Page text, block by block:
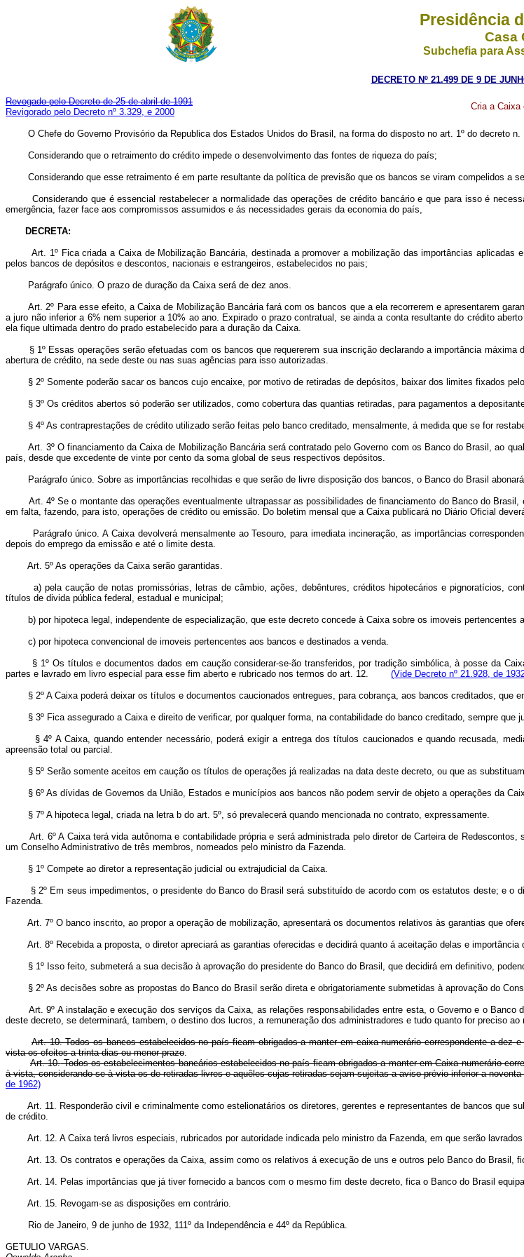
Presidência
Casa
Subchefia para
DECRETO Nº 21.499 DE 9 DE
Revogado pelo Decreto de 25 de abril de 1991
Revigorado pelo Decreto nº 3.329, e 2000
Cria a Caixa
O Chefe do Governo Provisório da Republica dos Estados Unidos do Brasil, na forma do disposto no art. 1º do decreto n.
Considerando que o retraimento do crédito impede o desenvolvimento das fontes de riqueza do país;
Considerando que esse retraimento é em parte resultante da política de previsão que os bancos se viram compelidos a
Considerando que é essencial restabelecer a normalidade das operações de crédito bancário e que para isso é
emergência, fazer face aos compromissos assumidos e ás necessidades gerais da economia do país,
DECRETA:
Art. 1º Fica criada a Caixa de Mobilização Bancária, destinada a promover a mobilização das importâncias
pelos bancos de depósitos e descontos, nacionais e estrangeiros, estabelecidos no pais;
Parágrafo único. O prazo de duração da Caixa será de dez anos.
Art. 2º Para esse efeito, a Caixa de Mobilização Bancária fará com os bancos que a ela recorrerem e apresentarem
a juro não inferior a 6% nem superior a 10% ao ano. Expirado o prazo contratual, se ainda a conta resultante do crédito
ela fique ultimada dentro do prado estabelecido para a duração da Caixa.
§ 1º Essas operações serão efetuadas com os bancos que requererem sua inscrição declarando a importância máxima
abertura de crédito, na sede deste ou nas suas agências para isso autorizadas.
§ 2º Somente poderão sacar os bancos cujo encaixe, por motivo de retiradas de depósitos, baixar dos limites fixados
§ 3º Os créditos abertos só poderão ser utilizados, como cobertura das quantias retiradas, para pagamentos a
§ 4º As contraprestações de crédito utilizado serão feitas pelo banco creditado, mensalmente, á medida que se for
Art. 3º O financiamento da Caixa de Mobilização Bancária será contratado pelo Governo com os Banco do Brasil, ao
país, desde que excedente de vinte por cento da soma global de seus respectivos depósitos.
Parágrafo único. Sobre as importâncias recolhidas e que serão de livre disposição dos bancos, o Banco do Brasil
Art. 4º Se o montante das operações eventualmente ultrapassar as possibilidades de financiamento do Banco do
em falta, fazendo, para isto, operações de crédito ou emissão. Do boletim mensal que a Caixa publicará no Diário Oficial
Parágrafo único. A Caixa devolverá mensalmente ao Tesouro, para imediata incineração, as importâncias
depois do emprego da emissão e até o limite desta.
Art. 5º As operações da Caixa serão garantidas.
a) pela caução de notas promissórias, letras de câmbio, ações, debêntures, créditos hipotecários e pignoratícios,
títulos de divida pública federal, estadual e municipal;
b) por hipoteca legal, independente de especialização, que este decreto concede à Caixa sobre os imoveis pertencentes
c) por hipoteca convencional de imoveis pertencentes aos bancos e destinados a venda.
§ 1º Os títulos e documentos dados em caução considerar-se-ão transferidos, por tradição simbólica, à posse da
partes e lavrado em livro especial para esse fim aberto e rubricado nos termos do art. 12. (Vide Decreto nº 21.928, de
§ 2º A Caixa poderá deixar os títulos e documentos caucionados entregues, para cobrança, aos bancos creditados, que
§ 3º Fica assegurado a Caixa e direito de verificar, por qualquer forma, na contabilidade do banco creditado, sempre que
§ 4º A Caixa, quando entender necessário, poderá exigir a entrega dos títulos caucionados e quando recusada,
apreensão total ou parcial.
§ 5º Serão somente aceitos em caução os títulos de operações já realizadas na data deste decreto, ou que as
§ 6º As dívidas de Governos da União, Estados e municípios aos bancos não podem servir de objeto a operações da
§ 7º A hipoteca legal, criada na letra b do art. 5º, só prevalecerá quando mencionada no contrato, expressamente.
Art. 6º A Caixa terá vida autônoma e contabilidade própria e será administrada pelo diretor de Carteira de
um Conselho Administrativo de três membros, nomeados pelo ministro da Fazenda.
§ 1º Compete ao diretor a representação judicial ou extrajudicial da Caixa.
§ 2º Em seus impedimentos, o presidente do Banco do Brasil será substituído de acordo com os estatutos deste; e o
Fazenda.
Art. 7º O banco inscrito, ao propor a operação de mobilização, apresentará os documentos relativos às garantias que
Art. 8º Recebida a proposta, o diretor apreciará as garantias oferecidas e decidirá quanto á aceitação delas e importância
§ 1º Isso feito, submeterá a sua decisão à aprovação do presidente do Banco do Brasil, que decidirá em definitivo,
§ 2º As decisões sobre as propostas do Banco do Brasil serão direta e obrigatoriamente submetidas à aprovação do
Art. 9º A instalação e execução dos serviços da Caixa, as relações responsabilidades entre esta, o Governo e o
deste decreto, se determinará, tambem, o destino dos lucros, a remuneração dos administradores e tudo quanto for preciso ao
Art. 10. Todos os bancos estabelecidos no país ficam obrigados a manter em caixa numerário correspondente a
vista os efeitos a trinta dias ou menor prazo.
Art. 10.Todos os estabelecimentos bancários estabelecidos no país ficam obrigados a manter em Caixa numerário
à vista, considerando-se à vista os de retiradas livres e aquêles cujas retiradas sejam sujeitas a aviso prévio inferior a
de 1962)
Art. 11. Responderão civil e criminalmente como estelionatários os diretores, gerentes e representantes de bancos que
de crédito.
Art. 12. A Caixa terá livros especiais, rubricados por autoridade indicada pelo ministro da Fazenda, em que serão
Art. 13. Os contratos e operações da Caixa, assim como os relativos á execução de uns e outros pelo Banco do
Art. 14. Pelas importâncias que já tiver fornecido a bancos com o mesmo fim deste decreto, fica o Banco do Brasil
Art. 15. Revogam-se as disposições em contrário.
Rio de Janeiro, 9 de junho de 1932, 111º da Independência e 44º da República.
GETULIO VARGAS.